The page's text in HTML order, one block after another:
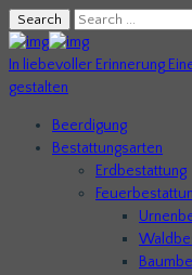
Search
In liebevoller Erinnerung
gestalten
Beerdigung
Bestattungsarten
Erdbestattung